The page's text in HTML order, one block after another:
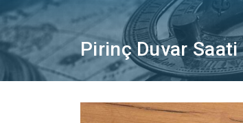
Pirinç Duvar Saati